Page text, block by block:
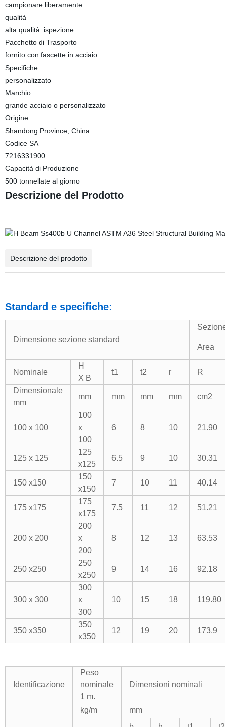
campionare liberamente
qualità
alta qualità. ispezione
Pacchetto di Trasporto
fornito con fascette in acciaio
Specifiche
personalizzato
Marchio
grande acciaio o personalizzato
Origine
Shandong Province, China
Codice SA
7216331900
Capacità di Produzione
500 tonnellate al giorno
Descrizione del Prodotto
Descrizione del prodotto
Standard e specifiche:
Dimensione sezione standard
Area
Nominale
H
X B
t1 t2 r R
Dimensionale
mm
mm mm mm mm cm2
100 x 100
100
x
100
6 8 10 21.90
125 x 125
125
x125
6.5 9 10 30.31
150 x150
150
x150
7 10 11 40.14
175 x175
175
x175
7.5 11 12 51.21
200 x 200
200
x
200
8 12 13 63.53
250 x250
250
x250
9 14 16 92.18
300 x 300
300
x
300
10 15 18 119.80
350 x350
350
x350
12 19 20 173.9
Identificazione
Peso
nominale
1 m.
Dimensioni nominali
kg/m
mm